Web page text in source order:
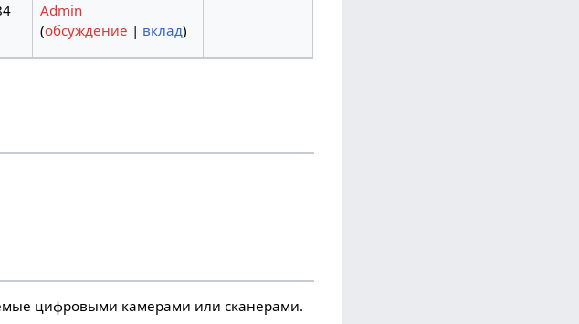
Admin
(обсуждение | вклад)
цифровыми камерами или сканерами.